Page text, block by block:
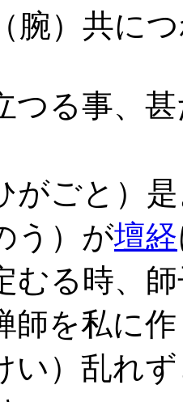
腕）共に
つる事、
がごと）
う）が壇経
むる時、
師を私に
い）乱れ